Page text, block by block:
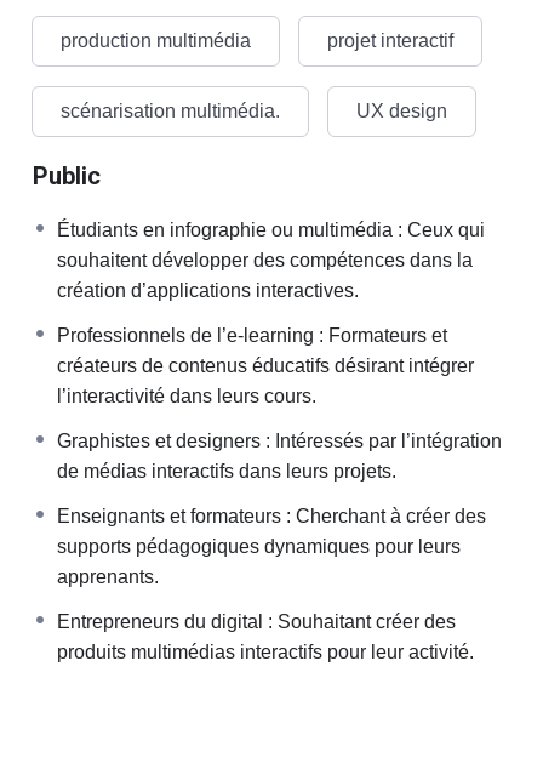
production multimédia projet interactif
scénarisation multimédia. UX design
Public
Étudiants en infographie ou multimédia : Ceux qui
souhaitent développer des compétences dans la
création d’applications interactives.
Professionnels de l’e-learning : Formateurs et
créateurs de contenus éducatifs désirant intégrer
l’interactivité dans leurs cours.
Graphistes et designers : Intéressés par l’intégration
de médias interactifs dans leurs projets.
Enseignants et formateurs : Cherchant à créer des
supports pédagogiques dynamiques pour leurs
apprenants.
Entrepreneurs du digital : Souhaitant créer des
produits multimédias interactifs pour leur activité.